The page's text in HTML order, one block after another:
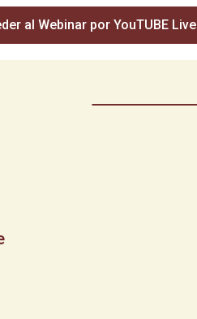
al Webinar por YouTUBE Live